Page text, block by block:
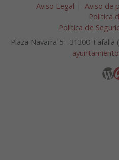
Aviso Legal
Aviso de
Política
Política de
Plaza Navarra 5 - 31300 Tafalla